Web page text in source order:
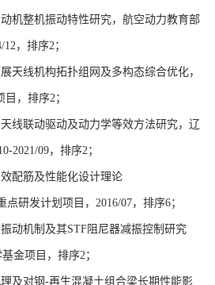
机整机振动特性研究，航空动力教育部
12 ，排序2 ；
天线机构拓扑组网及多构态综合优化，
目，排序2 ；
线联动驱动及动力学等效方法研究，辽
2021/09，排序2 ；
配筋及性能化设计理论
点研发计划项目， 2016/07， 排序6；
动机制及其STF阻尼器减振控制研究
金项目，排序2 ；
及对钢-再生混凝土组合梁长期性能影